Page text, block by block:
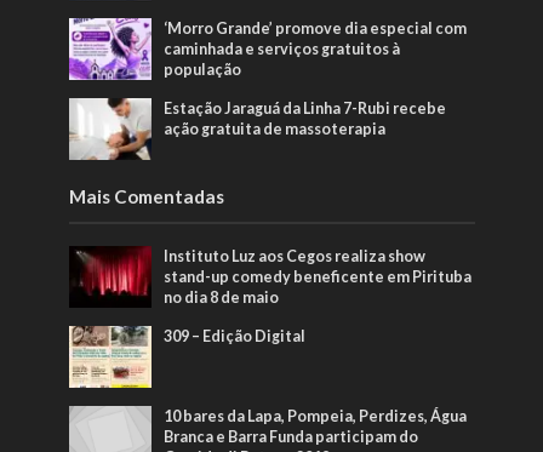
‘Morro Grande’ promove dia especial com
caminhada e serviços gratuitos à
população
Estação Jaraguá da Linha 7-Rubi recebe
ação gratuita de massoterapia
Mais Comentadas
Instituto Luz aos Cegos realiza show
stand-up comedy beneficente em Pirituba
no dia 8 de maio
309 – Edição Digital
10 bares da Lapa, Pompeia, Perdizes, Água
Branca e Barra Funda participam do